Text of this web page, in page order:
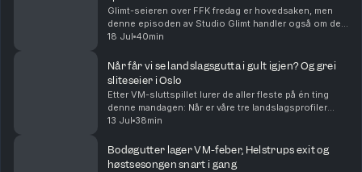
Glimt-seieren over FFK fredag er hovedsaken, men
denne episoden av Studio Glimt handler også om de
andre kampene i runden, om en utrilig spennende
neste ...
18 Jul 40min
Når får vi se landslagsgutta i gult igjen? Og grei
sliteseier i Oslo
Etter VM-sluttspillet lurer de aller fleste på én ting
denne mandagen: Når er våre tre landslagsprofiler
klare for kamp for Glimt igjen? Glimt-ekspert Stian
13 Jul 38min
Bodøgutter lager VM-feber, Helstrups exit og
høstsesongen snart i gang